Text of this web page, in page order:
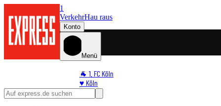
1
VerkehrHau raus
Konto
Menü
🐐 1. FC Köln
♥️ Köln
⭐ Promi